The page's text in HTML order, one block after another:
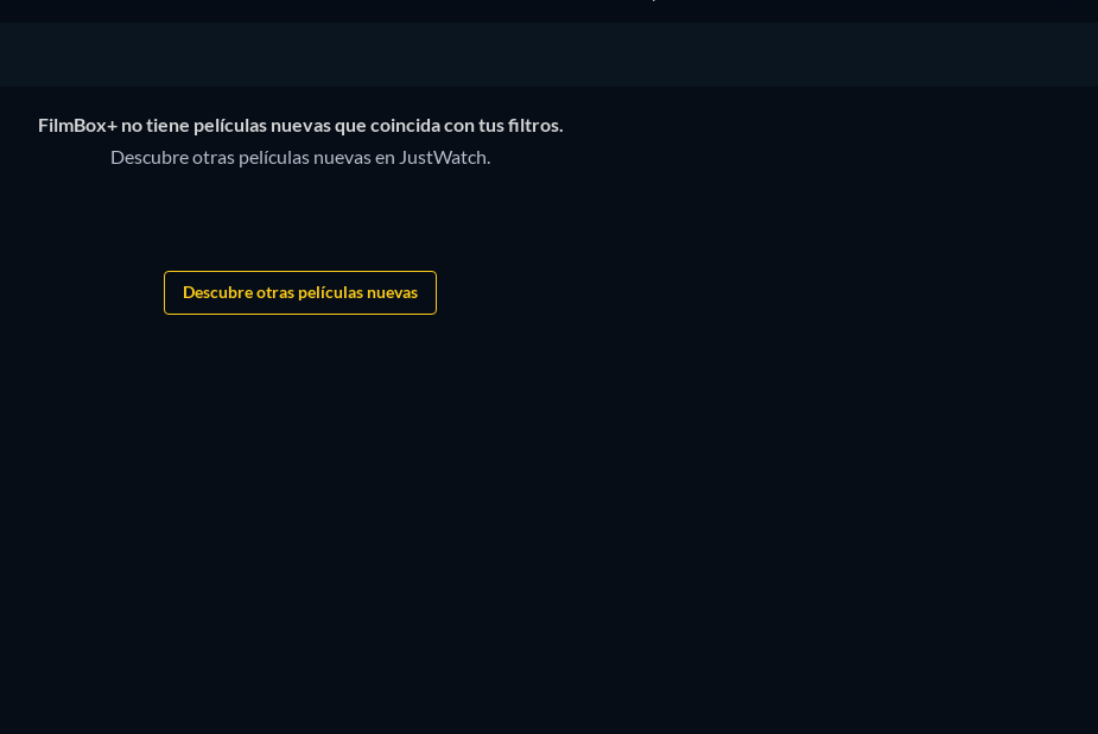
FilmBox+ no tiene películas nuevas que coincida con tus filtros.
Descubre otras películas nuevas en JustWatch.
Descubre otras películas nuevas